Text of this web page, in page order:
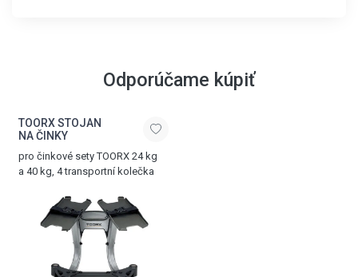
Odporúčame kúpiť
TOORX STOJAN
NA ČINKY
pro činkové sety TOORX 24 kg
a 40 kg, 4 transportní kolečka